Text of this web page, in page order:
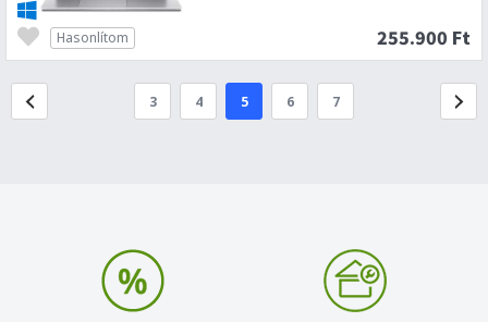
255.900 Ft
Hasonlítom
3 4 5 6 7